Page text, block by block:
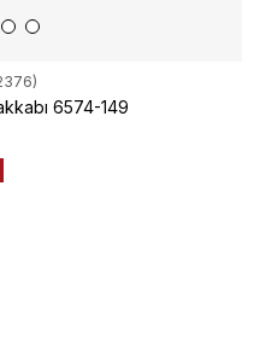
6574-149